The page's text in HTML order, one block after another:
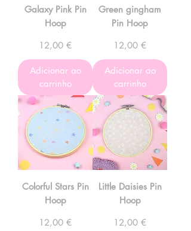
Galaxy Pink Pin
Hoop
Preço
12,00 €
Adicionar ao
carrinho
Green gingham
Pin Hoop
Preço
12,00 €
Adicionar ao
carrinho
Colorful Stars Pin
Hoop
Preço
12,00 €
Little Daisies Pin
Hoop
Preço
12,00 €